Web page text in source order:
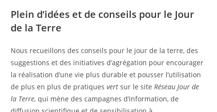
Plein d’idées et de conseils pour le Jour
de la Terre
Nous recueillons des conseils pour le jour de la terre, des
suggestions et des initiatives d’agrégation pour encourager
la réalisation d’une vie plus durable et pousser l’utilisation
de plus en plus de pratiquesvertsur le siteRéseau Jour de
la Terre,qui mène des campagnes d’information, de